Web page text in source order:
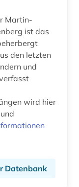
Martin-
ist das
den letzten
und
wird hier
Datenbank